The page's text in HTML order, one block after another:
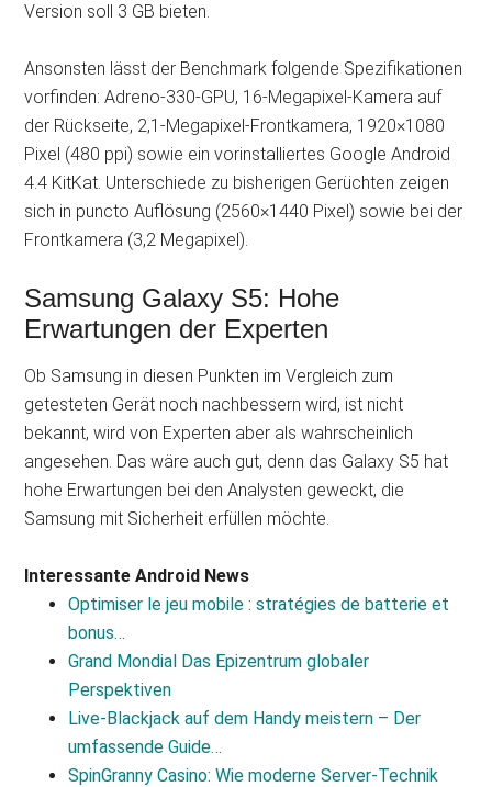
Version soll 3 GB bieten.
Ansonsten lässt der Benchmark folgende Spezifikationen
vorfinden: Adreno-330-GPU, 16-Megapixel-Kamera auf
der Rückseite, 2,1-Megapixel-Frontkamera, 1920×1080
Pixel (480 ppi) sowie ein vorinstalliertes Google Android
4.4 KitKat. Unterschiede zu bisherigen Gerüchten zeigen
sich in puncto Auflösung (2560×1440 Pixel) sowie bei der
Frontkamera (3,2 Megapixel).
Samsung Galaxy S5: Hohe
Erwartungen der Experten
Ob Samsung in diesen Punkten im Vergleich zum
getesteten Gerät noch nachbessern wird, ist nicht
bekannt, wird von Experten aber als wahrscheinlich
angesehen. Das wäre auch gut, denn das Galaxy S5 hat
hohe Erwartungen bei den Analysten geweckt, die
Samsung mit Sicherheit erfüllen möchte.
Interessante Android News
Optimiser le jeu mobile : stratégies de batterie et
bonus…
Grand Mondial Das Epizentrum globaler
Perspektiven
Live‑Blackjack auf dem Handy meistern – Der
umfassende Guide…
SpinGranny Casino: Wie moderne Server‑Technik